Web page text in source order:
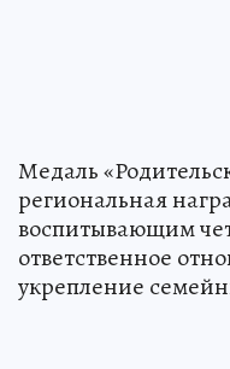
Медаль
региональная
воспитывающим
ответственное
укрепление